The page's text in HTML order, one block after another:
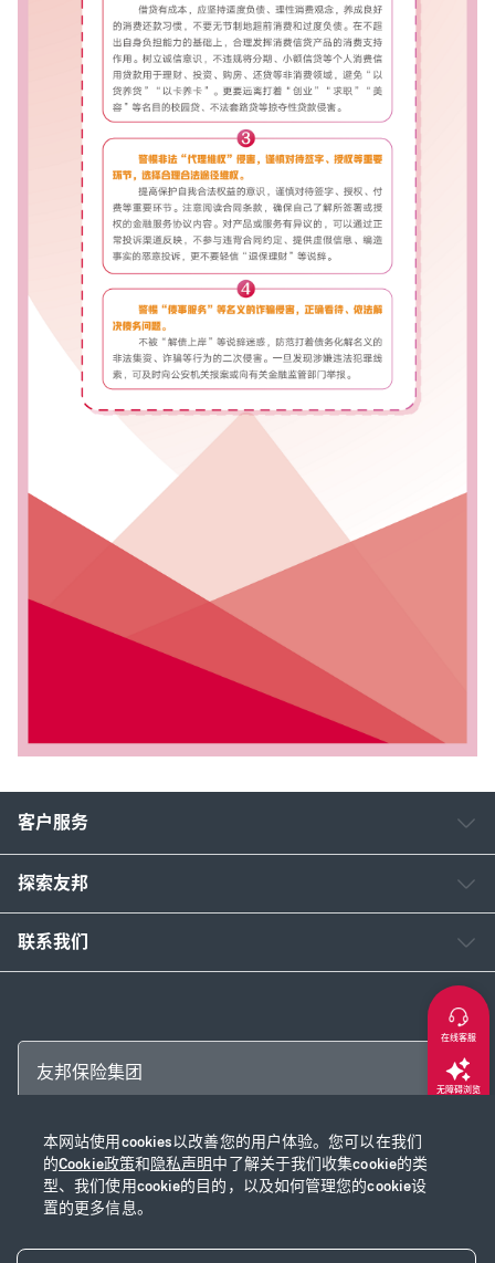
本网站使用cookies以改善您的用户体验。您可以在我们
的Cookie政策和隐私声明中了解关于我们收集cookie的类
型、我们使用cookie的目的，以及如何管理您的cookie设
置的更多信息。
客户服务
探索友邦
联系我们
友邦保险集团
Copyright © 2026 友邦保险控股有限公司及其附属公司
网站使用说明|隐私声明|Cookie政策 |沪ICP备2020028590号-1|沪公网安
备31010102003115号
在线客服
无障碍浏览